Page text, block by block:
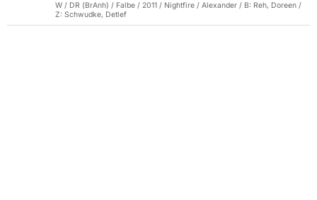
W / DR (BrAnh) / Falbe / 2011 / Nightfire / Alexander / B: Reh, Doreen /
Z: Schwudke, Detlef